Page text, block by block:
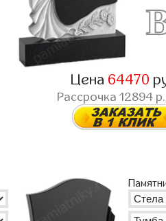
Цена 64470
Рассрочка12894